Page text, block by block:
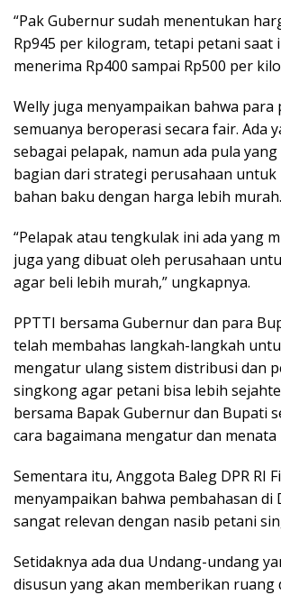
“Pak Gubernur sudah menentukan
Rp945 per kilogram, tetapi petani saat
menerima Rp400 sampai Rp500 per
Welly juga menyampaikan bahwa para
semuanya beroperasi secara fair. Ada
sebagai pelapak, namun ada pula
bagian dari strategi perusahaan untuk
bahan baku dengan harga lebih murah.
“Pelapak atau tengkulak ini ada yang
juga yang dibuat oleh perusahaan
agar beli lebih murah,” ungkapnya.
PPTTI bersama Gubernur dan para
telah membahas langkah-langkah
mengatur ulang sistem distribusi dan
singkong agar petani bisa lebih
bersama Bapak Gubernur dan Bupati
cara bagaimana mengatur dan menata
Sementara itu, Anggota Baleg DPR RI
menyampaikan bahwa pembahasan di
sangat relevan dengan nasib petani
Setidaknya ada dua Undang-undang
disusun yang akan memberikan ruang